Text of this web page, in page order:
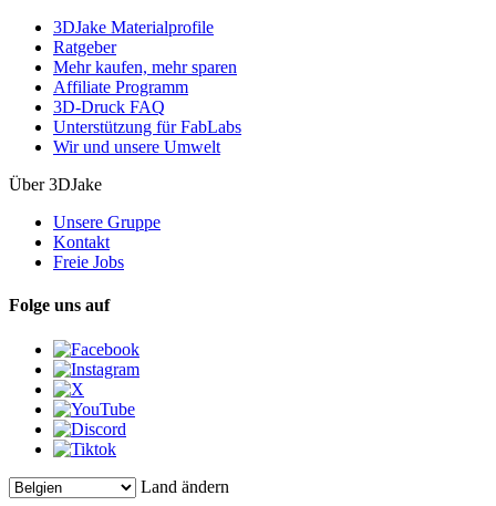
3DJake Materialprofile
Ratgeber
Mehr kaufen, mehr sparen
Affiliate Programm
3D-Druck FAQ
Unterstützung für FabLabs
Wir und unsere Umwelt
Über 3DJake
Unsere Gruppe
Kontakt
Freie Jobs
Folge uns auf
Land ändern